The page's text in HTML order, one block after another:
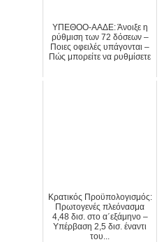
ΥΠΕΘΟΟ-ΑΑΔΕ: Άνοιξε η
ρύθμιση των 72 δόσεων –
Ποιες οφειλές υπάγονται –
Πώς μπορείτε να ρυθμίσετε
Κρατικός Προϋπολογισμός:
Πρωτογενές πλεόνασμα
4,48 δισ. στο α΄εξάμηνο –
Υπέρβαση 2,5 δισ. έναντι
του...